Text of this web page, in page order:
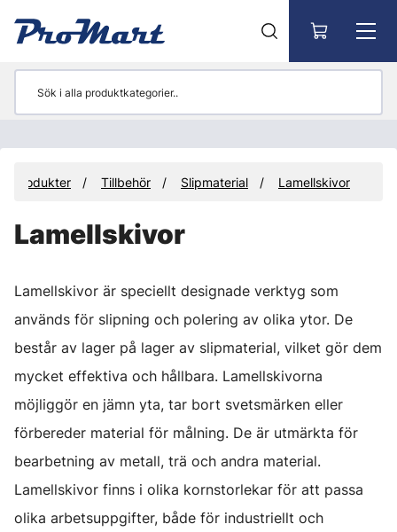
Produkter Tillbehör Slipmaterial Lamellskivor
Lamellskivor
Lamellskivor är speciellt designade verktyg som
används för slipning och polering av olika ytor. De
består av lager på lager av slipmaterial, vilket gör dem
mycket effektiva och hållbara. Lamellskivorna
möjliggör en jämn yta, tar bort svetsmärken eller
förbereder material för målning. De är utmärkta för
bearbetning av metall, trä och andra material.
Lamellskivor finns i olika kornstorlekar för att passa
olika arbetsuppgifter, både för industriellt och